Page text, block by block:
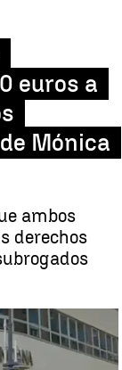
euros a
Mónica
ambos
derechos